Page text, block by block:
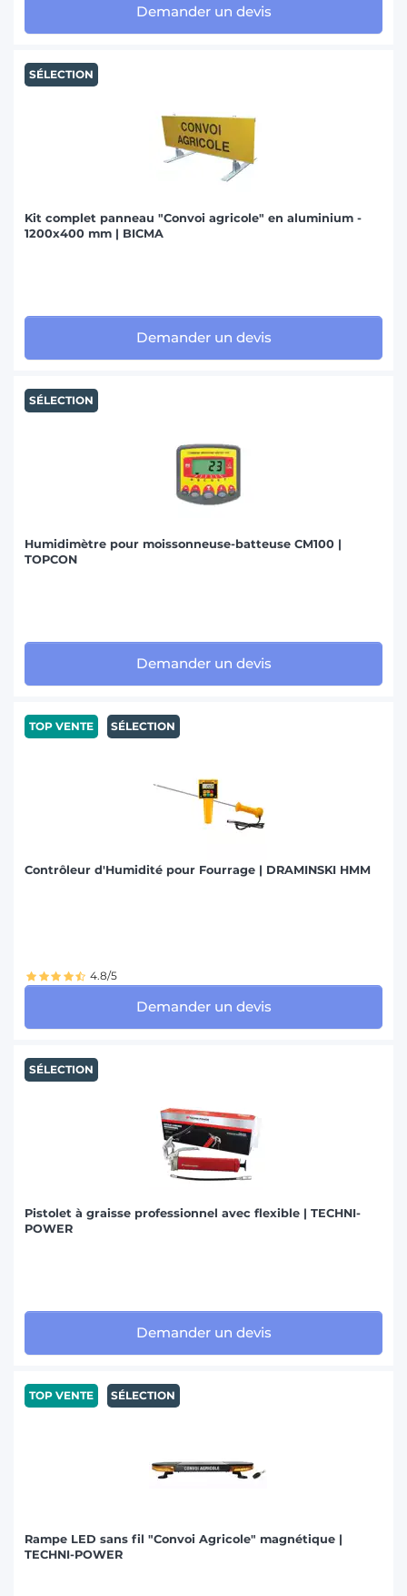
Demander un devis
SÉLECTION
Kit complet panneau "Convoi agricole" en aluminium -
1200x400 mm | BICMA
Demander un devis
SÉLECTION
Humidimètre pour moissonneuse-batteuse CM100 |
TOPCON
Demander un devis
TOP VENTE SÉLECTION
Contrôleur d'Humidité pour Fourrage | DRAMINSKI HMM
4.8/5
Demander un devis
SÉLECTION
Pistolet à graisse professionnel avec flexible | TECHNI-
POWER
Demander un devis
TOP VENTE SÉLECTION
Rampe LED sans fil "Convoi Agricole" magnétique |
TECHNI-POWER